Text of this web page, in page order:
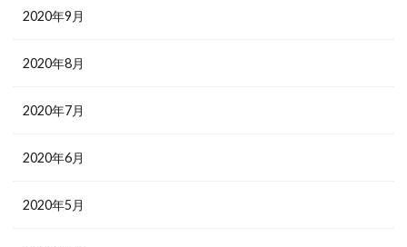
2020年9月
2020年8月
2020年7月
2020年6月
2020年5月